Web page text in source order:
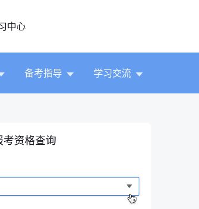
中心
备考指导 学习交流
考资格查询